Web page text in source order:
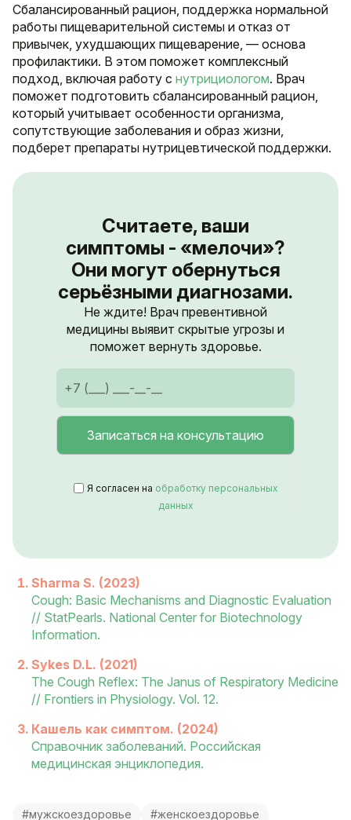
Сбалансированный рацион, поддержка нормальной
работы пищеварительной системы и отказ от
привычек, ухудшающих пищеварение, — основа
профилактики. В этом поможет комплексный
подход, включая работу с нутрициологом. Врач
поможет подготовить сбалансированный рацион,
который учитывает особенности организма,
сопутствующие заболевания и образ жизни,
подберет препараты нутрицевтической поддержки.
Считаете, ваши
симптомы - «мелочи»?
Они могут обернуться
серьёзными диагнозами.
Не ждите! Врач превентивной
медицины выявит скрытые угрозы и
поможет вернуть здоровье.
Я согласен на обработку персональных
данных
Sharma S. (2023)
Cough: Basic Mechanisms and Diagnostic Evaluation
// StatPearls. National Center for Biotechnology
Information.
Sykes D.L. (2021)
The Cough Reflex: The Janus of Respiratory Medicine
// Frontiers in Physiology. Vol. 12.
Кашель как симптом. (2024)
Справочник заболеваний. Российская
медицинская энциклопедия.
#мужскоездоровье #женскоездоровье